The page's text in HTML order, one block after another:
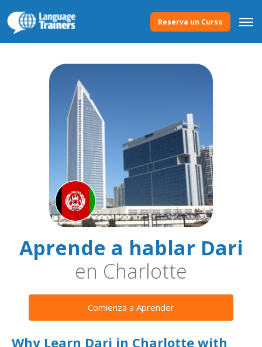
Reserva un Curso
Aprende a hablar Dari
en Charlotte
Comienza a Aprender
Why Learn Dari in Charlotte with